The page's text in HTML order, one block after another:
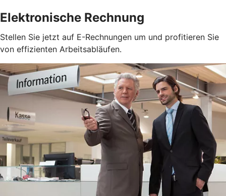
Elektronische Rechnung
Stellen Sie jetzt auf E-Rechnungen um und profitieren Sie
von effizienten Arbeitsabläufen.